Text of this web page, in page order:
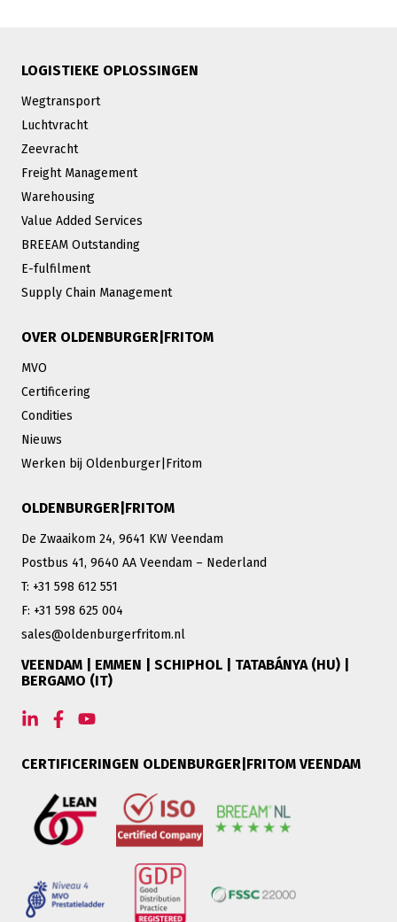
LOGISTIEKE OPLOSSINGEN
Wegtransport
Luchtvracht
Zeevracht
Freight Management
Warehousing
Value Added Services
BREEAM Outstanding
E-fulfilment
Supply Chain Management
OVER OLDENBURGER|FRITOM
MVO
Certificering
Condities
Nieuws
Werken bij Oldenburger|Fritom
OLDENBURGER|FRITOM
De Zwaaikom 24, 9641 KW Veendam
Postbus 41, 9640 AA Veendam – Nederland
T: +31 598 612 551
F: +31 598 625 004
sales@oldenburgerfritom.nl
VEENDAM | EMMEN | SCHIPHOL | TATABÁNYA (HU) |
BERGAMO (IT)
CERTIFICERINGEN OLDENBURGER|FRITOM VEENDAM